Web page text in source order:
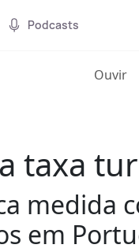
Podcasts
Ouvir
taxa
medida
em